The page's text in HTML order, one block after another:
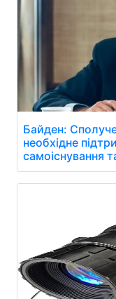
Байден:
необхідне
самоіснування